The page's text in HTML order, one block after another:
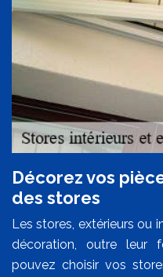
Décorez vos
des stores
Les stores, extérieurs ou
décoration, outre leur
pouvez choisir vos